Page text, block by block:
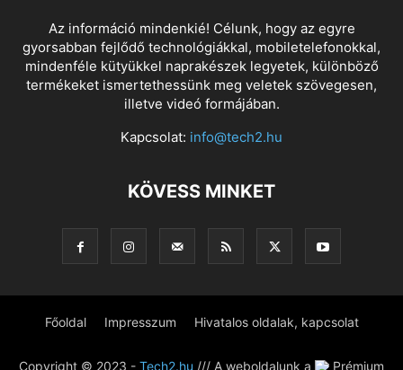
Az információ mindenkié! Célunk, hogy az egyre
gyorsabban fejlődő technológiákkal, mobiletelefonokkal,
mindenféle kütyükkel naprakészek legyetek, különböző
termékeket ismertethessünk meg veletek szövegesen,
illetve videó formájában.
Kapcsolat: info@tech2.hu
KÖVESS MINKET
Főoldal Impresszum Hivatalos oldalak, kapcsolat
Copyright © 2023 - Tech2.hu /// A weboldalunk a Prémium